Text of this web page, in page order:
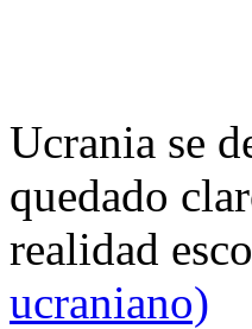
Ucrania se
quedado
realidad
ucraniano)